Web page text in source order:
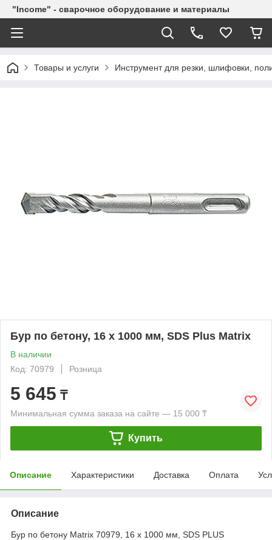
"Income" - сварочное оборудование и материалы
Товары и услуги Инструмент для резки, шлифовки,
Бур по бетону, 16 x 1000 мм, SDS Plus Matrix
В наличии
Код: 70979
Розница
5 645 ₸
Минимальная сумма заказа на сайте — 15 000 ₸
Купить
Описание Характеристики Доставка Оплата
Описание
Бур по бетону Matrix 70979, 16 х 1000 мм, SDS PLUS